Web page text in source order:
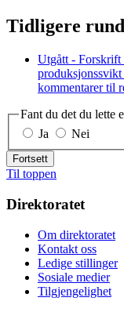
Tidligere
Utgått - Forskrift
kommentarer til
Fant du det du lette
Ja
Nei
Fortsett
Til toppen
Direktoratet
Om direktoratet
Kontakt oss
Ledige stillinger
Sosiale medier
Tilgjengelighet